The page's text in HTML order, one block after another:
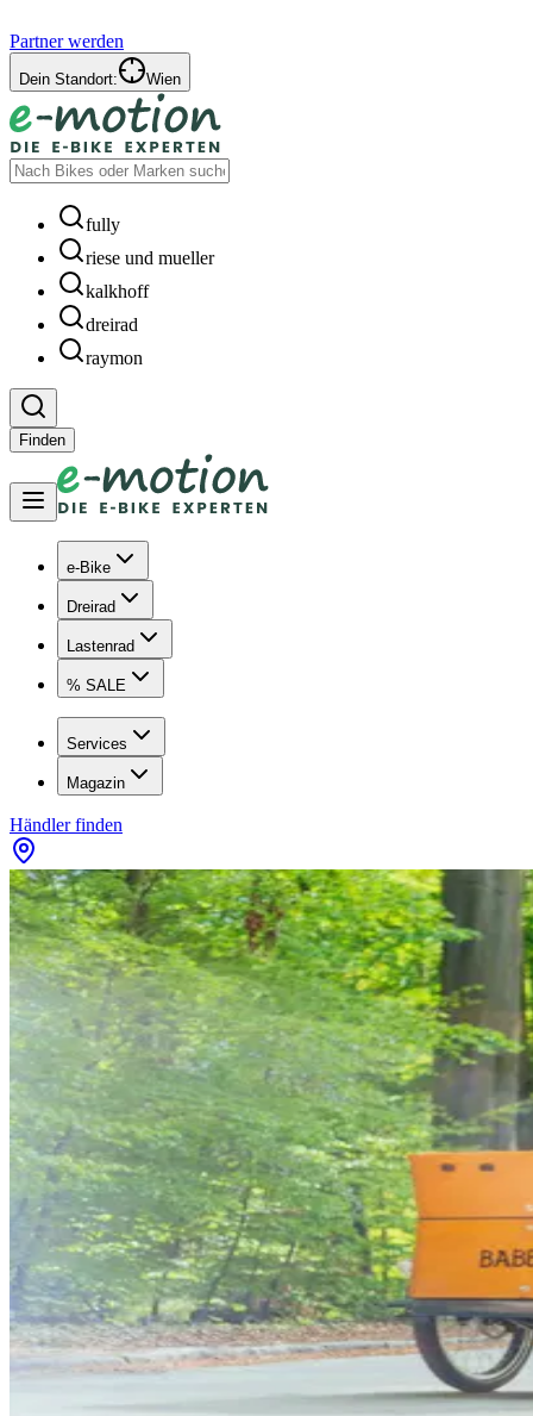
Partner werden
Dein Standort: Wien
fully
riese und mueller
kalkhoff
dreirad
raymon
Finden
e-Bike
Dreirad
Lastenrad
% SALE
Services
Magazin
Händler finden